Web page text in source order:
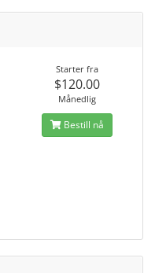
Starter fra
$120.00
Månedlig
Bestill nå